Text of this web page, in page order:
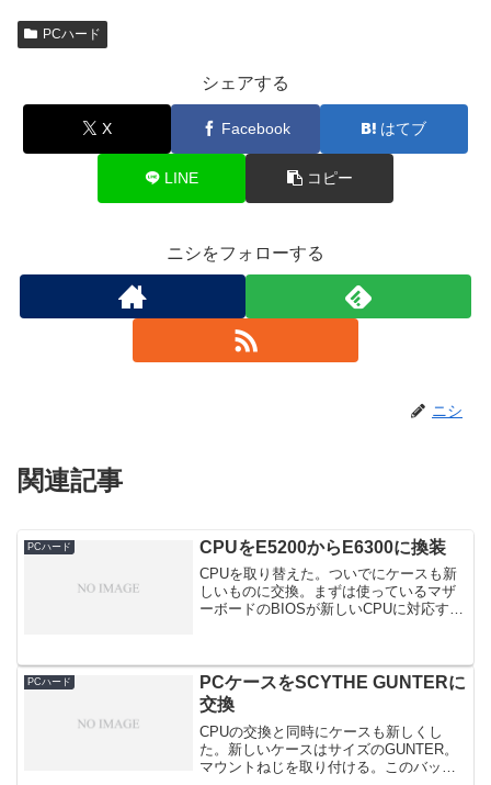
PCハード
シェアする
X Facebook はてブ
LINE コピー
ニシをフォローする
ニシ
関連記事
PCハード CPUをE5200からE6300に換装
CPUを取り替えた。ついでにケースも新
しいものに交換。まずは使っているマザ
ーボードのBIOSが新しいCPUに対応する
E7AUM-DS2HのBIOSをF2からF3A...
PCハード
PCケースをSCYTHE GUNTERに
交換
CPUの交換と同時にケースも新しくし
た。新しいケースはサイズのGUNTER。
マウントねじを取り付ける。このバック